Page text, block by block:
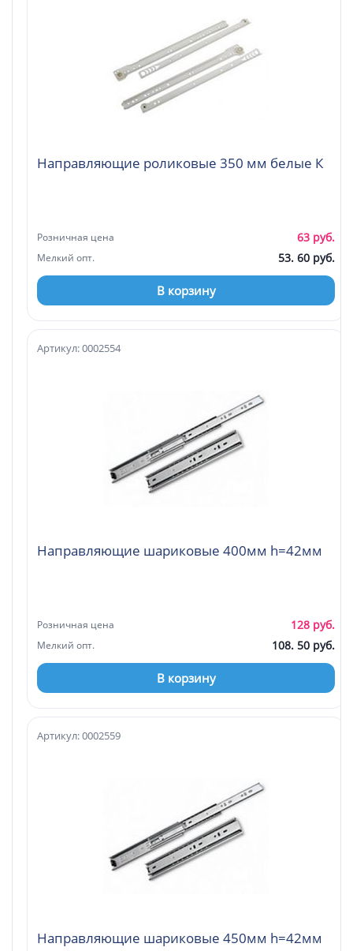
Направляющие роликовые 350 мм белые К
Розничная цена 63 руб.
Мелкий опт. 53. 60 руб.
В корзину
Направляющие шариковые 400мм h=42мм
Артикул: 0002554
Розничная цена 128 руб.
Мелкий опт. 108. 50 руб.
В корзину
Направляющие шариковые 450мм h=42мм
Артикул: 0002559